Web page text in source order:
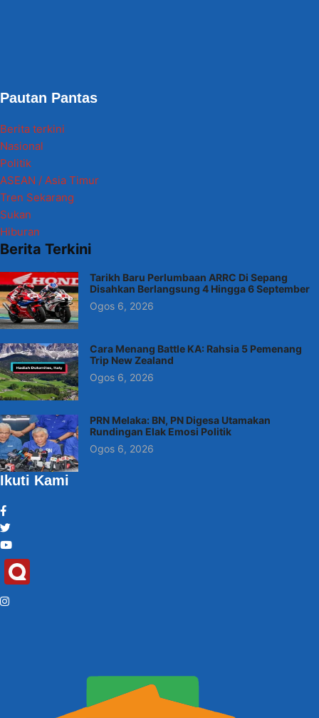
Pautan Pantas
Berita terkini
Nasional
Politik
ASEAN / Asia Timur
Tren Sekarang
Sukan
Hiburan
Berita Terkini
Tarikh Baru Perlumbaan ARRC Di Sepang
Disahkan Berlangsung 4 Hingga 6 September
Ogos 6, 2026
Cara Menang Battle KA: Rahsia 5 Pemenang
Trip New Zealand
Ogos 6, 2026
PRN Melaka: BN, PN Digesa Utamakan
Rundingan Elak Emosi Politik
Ogos 6, 2026
Ikuti Kami